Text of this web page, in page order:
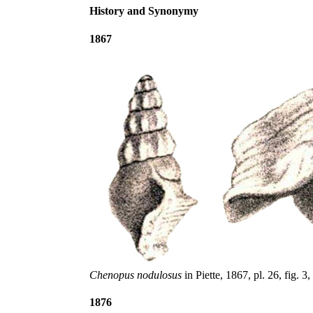
History and Synonymy
1867
Chenopus nodulosus in Piette, 1867, pl. 26, fig. 3,
1876